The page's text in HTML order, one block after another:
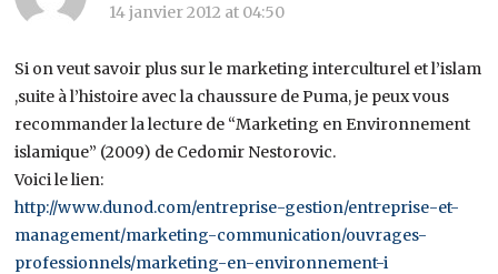
14 janvier 2012 at 04:50
Si on veut savoir plus sur le marketing interculturel et l’islam
,suite à l’histoire avec la chaussure de Puma, je peux vous
recommander la lecture de “Marketing en Environnement
islamique” (2009) de Cedomir Nestorovic.
Voici le lien:
http://www.dunod.com/entreprise-gestion/entreprise-et-
management/marketing-communication/ouvrages-
professionnels/marketing-en-environnement-i